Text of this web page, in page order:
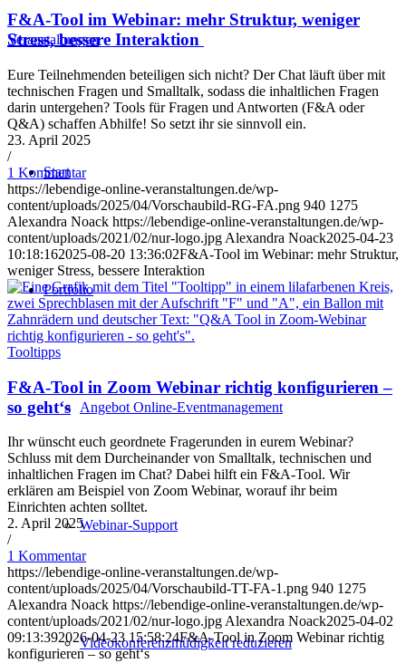
Veranstaltungen
Start
Portfolio
Angebot Online-Eventmanagement
Webinar-Support
Videokonferenzmüdigkeit reduzieren
F&A-Tool im Webinar: mehr Struktur, weniger
Stress, bessere Interaktion
Eure Teilnehmenden beteiligen sich nicht? Der Chat läuft über mit
technischen Fragen und Smalltalk, sodass die inhaltlichen Fragen
darin untergehen? Tools für Fragen und Antworten (F&A oder
Q&A) schaffen Abhilfe! So setzt ihr sie sinnvoll ein.
23. April 2025
/
1 Kommentar
https://lebendige-online-veranstaltungen.de/wp-
content/uploads/2025/04/Vorschaubild-RG-FA.png 940 1275
Alexandra Noack https://lebendige-online-veranstaltungen.de/wp-
content/uploads/2021/02/nur-logo.jpg Alexandra Noack2025-04-23
10:18:162025-08-20 13:36:02F&A-Tool im Webinar: mehr Struktur,
weniger Stress, bessere Interaktion
Tooltipps
F&A-Tool in Zoom Webinar richtig konfigurieren –
so geht‘s
Ihr wünscht euch geordnete Fragerunden in eurem Webinar?
Schluss mit dem Durcheinander von Smalltalk, technischen und
inhaltlichen Fragen im Chat? Dabei hilft ein F&A-Tool. Wir
erklären am Beispiel von Zoom Webinar, worauf ihr beim
Einrichten achten solltet.
2. April 2025
/
1 Kommentar
https://lebendige-online-veranstaltungen.de/wp-
content/uploads/2025/04/Vorschaubild-TT-FA-1.png 940 1275
Alexandra Noack https://lebendige-online-veranstaltungen.de/wp-
content/uploads/2021/02/nur-logo.jpg Alexandra Noack2025-04-02
09:13:392026-04-23 15:58:24F&A-Tool in Zoom Webinar richtig
konfigurieren – so geht‘s